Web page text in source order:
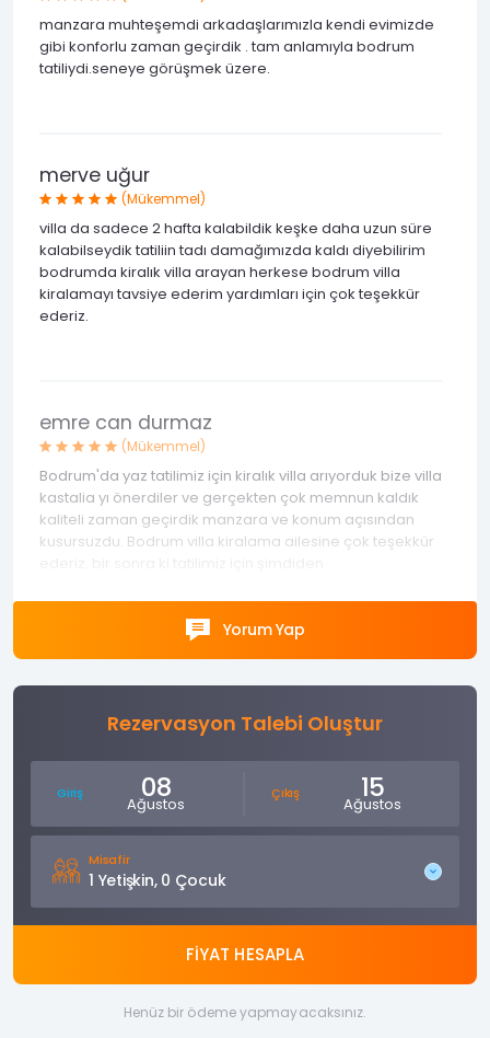
manzara muhteşemdi arkadaşlarımızla kendi evimizde
gibi konforlu zaman geçirdik . tam anlamıyla bodrum
tatiliydi.seneye görüşmek üzere.
merve uğur
(Mükemmel)
villa da sadece 2 hafta kalabildik keşke daha uzun süre
kalabilseydik tatiliin tadı damağımızda kaldı diyebilirim
bodrumda kiralık villa arayan herkese bodrum villa
kiralamayı tavsiye ederim yardımları için çok teşekkür
ederiz.
emre can durmaz
(Mükemmel)
Bodrum'da yaz tatilimiz için kiralık villa arıyorduk bize villa
kastalia yı önerdiler ve gerçekten çok memnun kaldık
kaliteli zaman geçirdik manzara ve konum açısından
kusursuzdu. Bodrum villa kiralama ailesine çok teşekkür
Yorum Yap
Rezervasyon Talebi Oluştur
Giriş 08
Ağustos
Çıkış 15
Ağustos
Misafir
1 Yetişkin, 0 Çocuk
FİYAT HESAPLA
Henüz bir ödeme yapmayacaksınız.